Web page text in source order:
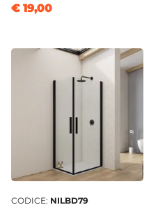
€ 19,00
CODICE: NILBD79